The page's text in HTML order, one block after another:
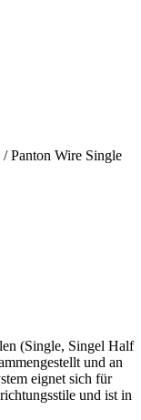
/Panton Wire Single
(Single, Singel Half
und an
eignet sich für
und ist in